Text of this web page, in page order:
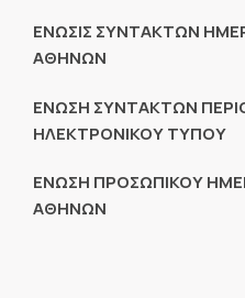
ΕΝΩΣΙΣ ΣΥΝΤΑΚΤΩΝ
ΑΘΗΝΩΝ
ΕΝΩΣΗ ΣΥΝΤΑΚΤΩΝ
ΗΛΕΚΤΡΟΝΙΚΟΥ ΤΥΠΟΥ
ΕΝΩΣΗ ΠΡΟΣΩΠΙΚΟΥ
ΑΘΗΝΩΝ